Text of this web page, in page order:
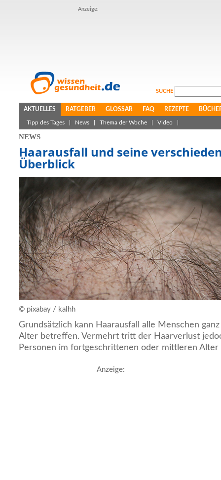
Anzeige:
SUCHE
AKTUELLES RATGEBER GLOSSAR FAQ REZEPTE
Tipp des Tages News Thema der Woche Video
NEWS
Haarausfall und seine
Überblick
© pixabay / kalhh
Grundsätzlich kann Haarausfall alle Menschen
Alter betreffen. Vermehrt tritt der Haarverlust
Personen im fortgeschrittenen oder mittleren Alter
Anzeige: